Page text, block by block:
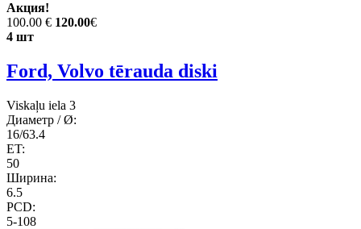
Акция!
100.00 € 120.00€
4 шт
Ford, Volvo tērauda diski
Viskaļu iela 3
Диаметр / Ø:
16/63.4
ET:
50
Ширина:
6.5
PCD:
5-108